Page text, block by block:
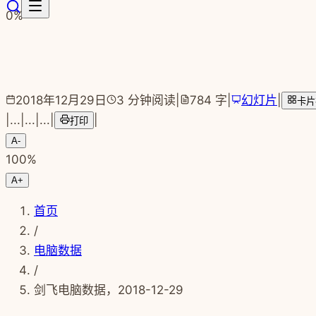
跳转到主要内容
0%
2018年12月29日 3 分钟阅读 784 字 幻灯片 卡
... ... ... 打印
A-
100%
A+
首页
/
电脑数据
/
剑飞电脑数据，2018-12-29